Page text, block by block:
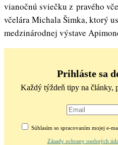
vianočnú sviečku z pravého
včelára Michala Šimka, ktorý
medzinárodnej výstave
Prihláste sa
Každý týždeň tipy na články,
Súhlasím so spracovaním mojej e-
Zásady ochrany osobných